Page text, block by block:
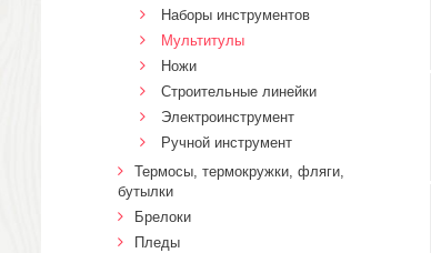
Наборы инструментов
Мультитулы
Ножи
Строительные линейки
Электроинструмент
Ручной инструмент
Термосы, термокружки, фляги,
бутылки
Брелоки
Пледы